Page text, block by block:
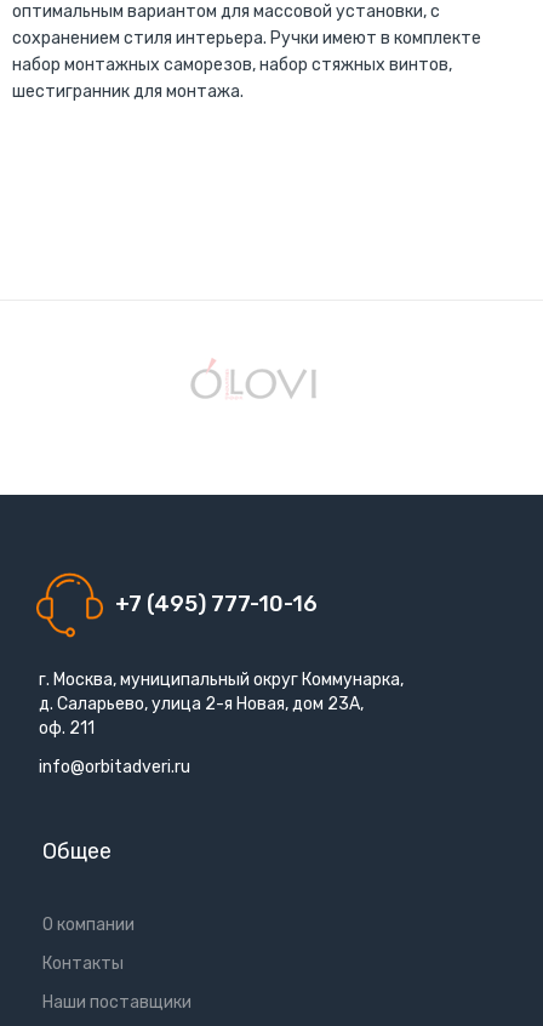
оптимальным вариантом для массовой установки, с
сохранением стиля интерьера. Ручки имеют в комплекте
набор монтажных саморезов, набор стяжных винтов,
шестигранник для монтажа.
+7 (495) 777-10-16
г. Москва, муниципальный округ Коммунарка,
д. Саларьево, улица 2-я Новая, дом 23А,
оф. 211
info@orbitadveri.ru
Общее
О компании
Контакты
Наши поставщики